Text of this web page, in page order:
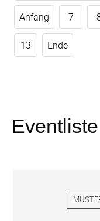
Anfang 7
13 Ende